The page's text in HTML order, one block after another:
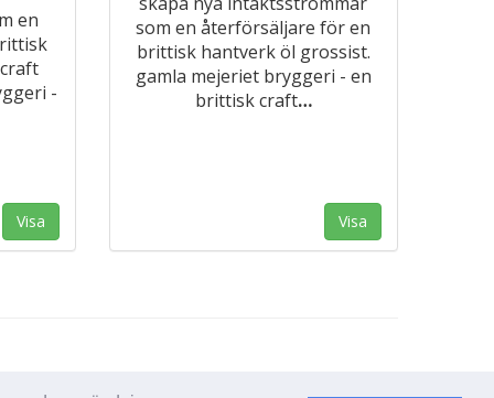
en
-
Visa
som en återförsäljare för en
brittisk hantverk öl grossist.
gamla mejeriet bryggeri - en
brittisk craft…
Visa